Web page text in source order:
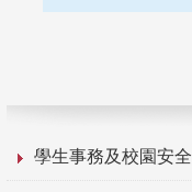
學生事務及校園安全